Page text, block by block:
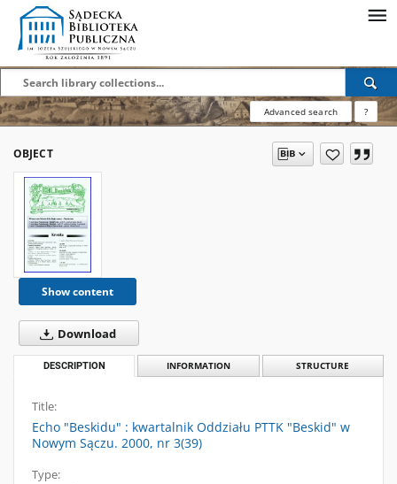
Advanced search ?
OBJECT
Show content
Download
DESCRIPTION INFORMATION STRUCTURE
Title:
Echo "Beskidu" : kwartalnik Oddziału PTTK "Beskid" w
Nowym Sączu. 2000, nr 3(39)
Type: